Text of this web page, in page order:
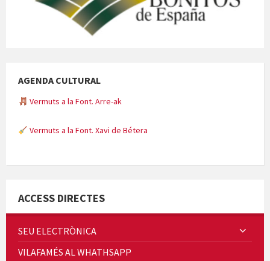
AGENDA CULTURAL
Vermuts a la Font. Arre-ak
Vermuts a la Font. Xavi de Bétera
Quintà Culroja
ACCESS DIRECTES
SEU ELECTRÒNICA
VILAFAMÉS AL WHATHSAPP